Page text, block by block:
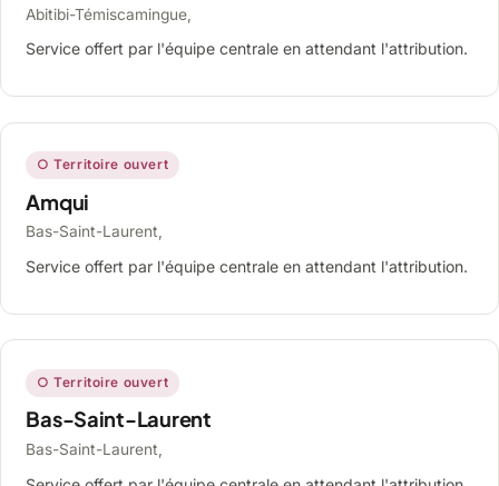
Abitibi-Témiscamingue,
Service offert par l'équipe centrale en attendant l'attribution.
○ Territoire ouvert
Amqui
Bas-Saint-Laurent,
Service offert par l'équipe centrale en attendant l'attribution.
○ Territoire ouvert
Bas-Saint-Laurent
Bas-Saint-Laurent,